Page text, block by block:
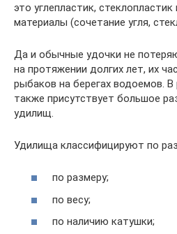
это углепластик,
материалы (сочетание угля,
Да и обычные удочки не
на протяжении долгих лет, их
рыбаков на берегах водоемов. В
также присутствует большое
удилищ.
Удилища классифицируют по
по размеру;
по весу;
по наличию катушки;